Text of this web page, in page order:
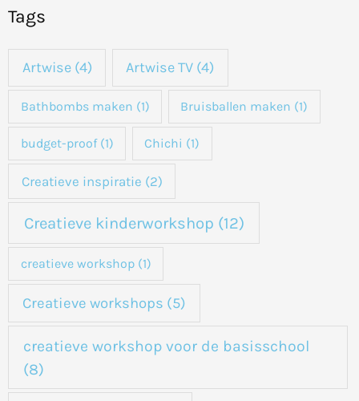
e
k
a
Tags
Artwise(4) Artwise TV (4)
Bathbombs maken (1) Bruisballen maken (1)
budget-proof(1) Chichi (1)
Creatieve inspiratie (2)
Creatieve kinderworkshop (12)
creatieve workshop(1)
Creatieve workshops (5)
creatieve workshop voor de basisschool
(8)